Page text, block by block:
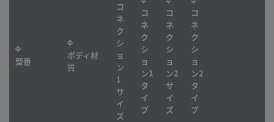
型番
ボディ材
質
コ
ネ
ク
シ
ョ
ン
1
サ
イ
ズ
コ
ネ
ク
シ
ョ
ン1
タ
イ
プ
コ
ネ
ク
シ
ョ
ン2
サ
イ
ズ
コ
ネ
ク
シ
ョ
ン2
タ
イ
プ